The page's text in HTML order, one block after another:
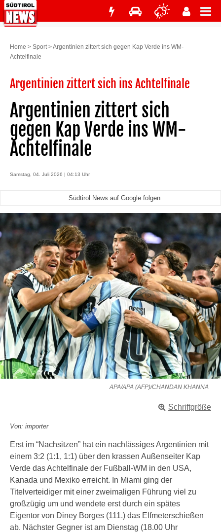
Home > Sport>Argentinien zittert sich gegen Kap Verde ins WM-
Achtelfinale
Argentinien zittert sich ins Achtelfinale
Argentinien zittert sich
gegen Kap Verde ins WM-
Achtelfinale
Samstag, 04. Juli 2026 | 04:13 Uhr
Südtirol News auf Google folgen
APA/APA (AFP)/CHANDAN KHANNA
Schriftgröße
Von: importer
Erst im “Nachsitzen” hat ein nachlässiges Argentinien mit
einem 3:2 (1:1, 1:1) über den krassen Außenseiter Kap
Verde das Achtelfinale der Fußball-WM in den USA,
Kanada und Mexiko erreicht. In Miami ging der
Titelverteidiger mit einer zweimaligen Führung viel zu
großzügig um und wendete erst durch ein spätes
Eigentor von Diney Borges (111.) das Elfmeterschießen
ab. Nächster Gegner ist am Dienstag (18.00 Uhr